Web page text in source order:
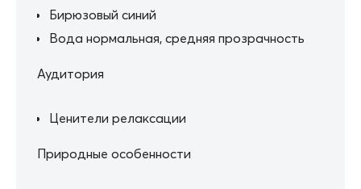
Бирюзовый синий
Вода нормальная, средняя прозрачность
Аудитория
Ценители релаксации
Природные особенности